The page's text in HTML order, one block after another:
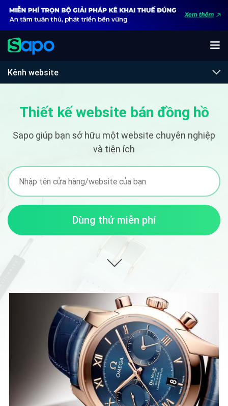
Kênh website
Thiết kế website bán đồng hồ
Sapo giúp bạn sở hữu một website chuyên nghiệp
và tiện ích
Dùng thử miễn phí